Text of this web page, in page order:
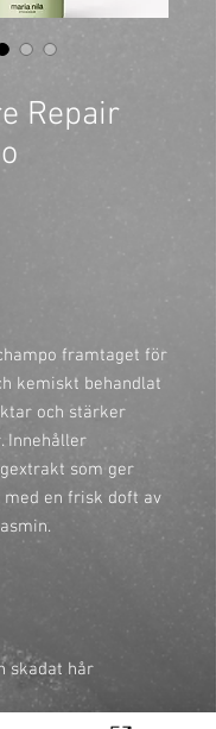
Repair
framtaget för
kemiskt behandlat
och stärker
Innehåller
som ger
en frisk doft av
skadat hår